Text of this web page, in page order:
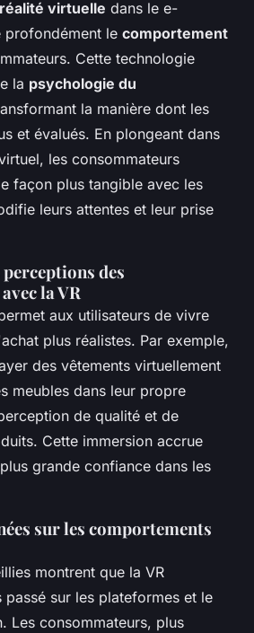
réalité virtuelle dans le e-
le comportement
Cette technologie
la psychologie du
la manière dont les
et évalués. En plongeant dans
les consommateurs
façon plus tangible avec les
leurs attentes et leur prise
des
la VR
aux utilisateurs de vivre
plus réalistes. Par exemple,
des vêtements virtuellement
meubles dans leur propre
de qualité et de
Cette immersion accrue
grande confiance dans les
sur les comportements
montrent que la VR
passé sur les plateformes et le
Les consommateurs, plus